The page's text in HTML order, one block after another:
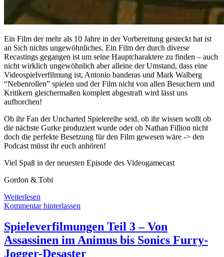
Ein Film der mehr als 10 Jahre in der Vorbereitung gesteckt hat ist
an Sich nichts ungewöhnliches. Ein Film der durch diverse
Recastings gegangen ist um seine Hauptcharaktere zu finden – auch
nicht wirklich ungewöhnlich aber alleine der Umstand, dass eine
Videospielverfilmung ist, Antonio banderas und Mark Walberg
“Nebenrollen” spielen und der Film nicht von allen Besuchern und
Kritikern gleichermaßen komplett abgestraft wird lässt uns
aufhorchen!
Ob ihr Fan der Uncharted Spielereihe seid, ob ihr wissen wollt ob
die nächste Gurke produziert wurde oder ob Nathan Fillion nicht
doch die perfekte Besetzung für den Film gewesen wäre -> den
Podcast müsst ihr euch anhören!
Viel Spaß in der neuesten Episode des Videogamecast
Gordon & Tobi
Weiterlesen
Teil
Kommentar hinterlassen
Spieleverfilmungen Teil 3 – Von
Assassinen im Animus bis Sonics Furry-
Jogger-Desaster